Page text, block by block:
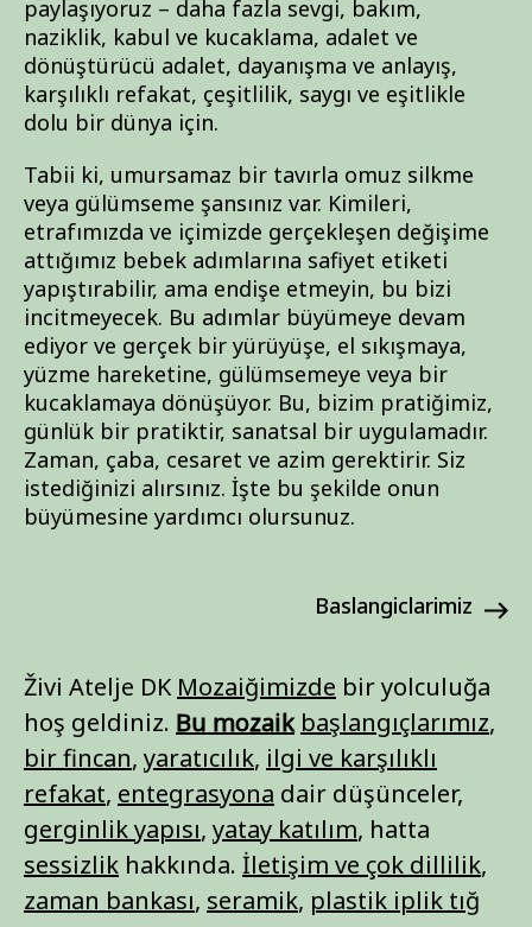
Živi Atelje DK Mozaiğimizde bir yolculuğa
hoş geldiniz. Bu mozaik başlangıçlarımız,
bir fincan, yaratıcılık, ilgi ve karşılıklı
refakat, entegrasyona dair düşünceler,
gerginlik yapısı, yatay katılım, hatta
sessizlik hakkında. İletişim ve çok dillilik,
zaman bankası, seramik, plastik iplik tığ
paylaşıyoruz – daha fazla sevgi, bakım,
naziklik, kabul ve kucaklama, adalet ve
dönüştürücü adalet, dayanışma ve anlayış,
karşılıklı refakat, çeşitlilik, saygı ve eşitlikle
dolu bir dünya için.
Tabii ki, umursamaz bir tavırla omuz silkme
veya gülümseme şansınız var. Kimileri,
etrafımızda ve içimizde gerçekleşen değişime
attığımız bebek adımlarına safiyet etiketi
yapıştırabilir, ama endişe etmeyin, bu bizi
incitmeyecek. Bu adımlar büyümeye devam
ediyor ve gerçek bir yürüyüşe, el sıkışmaya,
yüzme hareketine, gülümsemeye veya bir
kucaklamaya dönüşüyor. Bu, bizim pratiğimiz,
günlük bir pratiktir, sanatsal bir uygulamadır.
Zaman, çaba, cesaret ve azim gerektirir. Siz
istediğinizi alırsınız. İşte bu şekilde onun
büyümesine yardımcı olursunuz.
baslangiclarimiz